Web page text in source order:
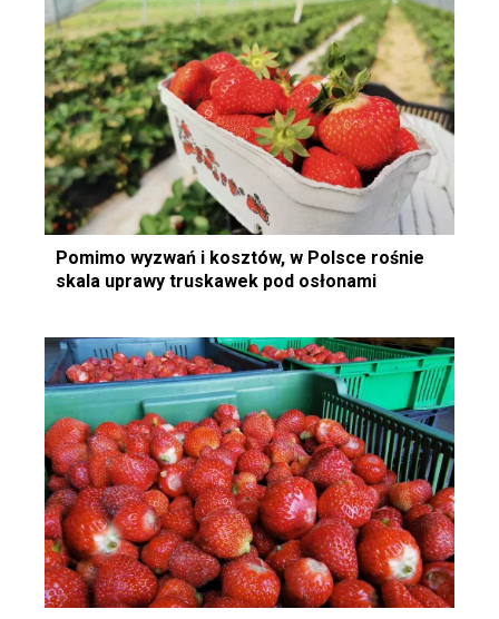
Pomimo wyzwań i kosztów, w Polsce rośnie
skala uprawy truskawek pod osłonami